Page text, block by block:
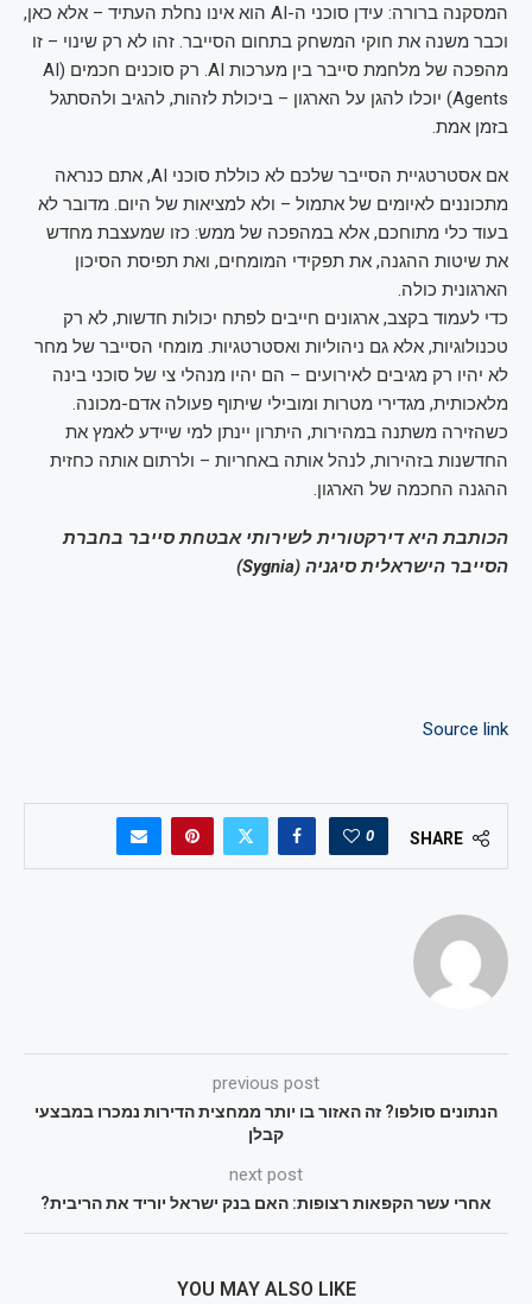
המסקנה ברורה: עידן סוכני ה-AI הוא אינו נחלת העתיד – אלא כאן,
וכבר משנה את חוקי המשחק בתחום הסייבר. זהו לא רק שינוי – זו
מהפכה של מלחמת סייבר בין מערכות AI. רק סוכנים חכמים (AI
Agents) יוכלו להגן על הארגון – ביכולת לזהות, להגיב ולהסתגל
בזמן אמת.
אם אסטרטגיית הסייבר שלכם לא כוללת סוכני AI, אתם כנראה
מתכוננים לאיומים של אתמול – ולא למציאות של היום. מדובר לא
בעוד כלי מתוחכם, אלא במהפכה של ממש: כזו שמעצבת מחדש
את שיטות ההגנה, את תפקידי המומחים, ואת תפיסת הסיכון
הארגונית כולה.
כדי לעמוד בקצב, ארגונים חייבים לפתח יכולות חדשות, לא רק
טכנולוגיות, אלא גם ניהוליות ואסטרטגיות. מומחי הסייבר של מחר
לא יהיו רק מגיבים לאירועים – הם יהיו מנהלי צי של סוכני בינה
מלאכותית, מגדירי מטרות ומובילי שיתוף פעולה אדם-מכונה.
כשהזירה משתנה במהירות, היתרון יינתן למי שיידע לאמץ את
החדשנות בזהירות, לנהל אותה באחריות – ולרתום אותה כחזית
ההגנה החכמה של הארגון.
הכותבת היא דירקטורית לשירותי אבטחת סייבר בחברת
הסייבר הישראלית סיגניה (Sygnia)
Source link
SHARE
0
previous post
הנתונים סולפו? זה האזור בו יותר ממחצית הדירות נמכרו במבצעי
קבלן
next post
אחרי עשר הקפאות רצופות: האם בנק ישראל יוריד את הריבית?
YOU MAY ALSO LIKE